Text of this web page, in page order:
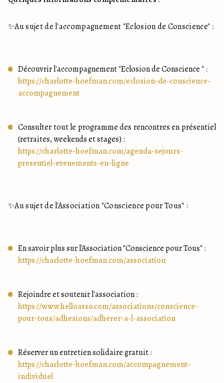
✨Au sujet de l'accompagnement "Eclosion de Conscience" :
https://charlotte-hoefman.com/eclosion-de-conscience-
accompagnement
Consulter tout le programme des rencontres en présentiel
https://charlotte-hoefman.com/agenda-sejours-
presentiel-evenements-en-ligne
✨Au sujet de l'Association "Conscience pour Tous" :
https://charlotte-hoefman.com/association
https://www.helloasso.com/associations/conscience-
pour-tous/adhesions/adherer-a-l-association
https://charlotte-hoefman.com/accompagnement-
individuel